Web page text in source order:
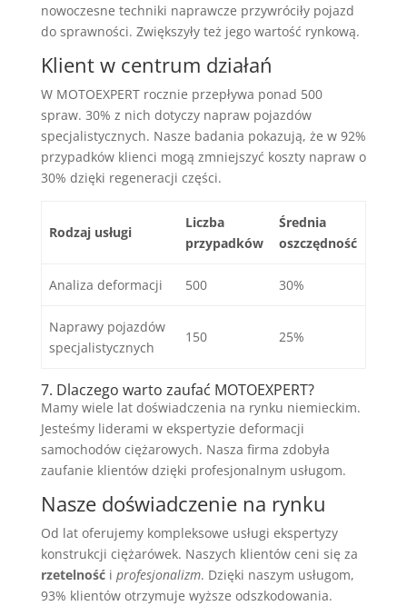
nowoczesne techniki naprawcze przywróciły pojazd
do sprawności. Zwiększyły też jego wartość rynkową.
Klient w centrum działań
W MOTOEXPERT rocznie przepływa ponad 500
spraw. 30% z nich dotyczy napraw pojazdów
specjalistycznych. Nasze badania pokazują, że w 92%
przypadków klienci mogą zmniejszyć koszty napraw o
30% dzięki regeneracji części.
Rodzaj usługi
Liczba
przypadków
Średnia
oszczędność
Analiza deformacji 500 30%
Naprawy pojazdów
specjalistycznych
150 25%
7. Dlaczego warto zaufać MOTOEXPERT?
Mamy wiele lat doświadczenia na rynku niemieckim.
Jesteśmy liderami w ekspertyzie deformacji
samochodów ciężarowych. Nasza firma zdobyła
zaufanie klientów dzięki profesjonalnym usługom.
Nasze doświadczenie na rynku
Od lat oferujemy kompleksowe usługi ekspertyzy
konstrukcji ciężarówek. Naszych klientów ceni się za
rzetelnośći profesjonalizm. Dzięki naszym usługom,
93% klientów otrzymuje wyższe odszkodowania.